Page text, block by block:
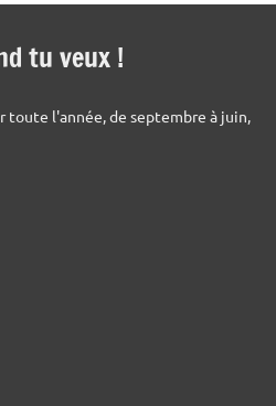
tu veux !
toute l'année, de septembre à juin,